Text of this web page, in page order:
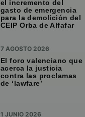
el incremento del
gasto de emergencia
para la demolición del
CEIP Orba de Alfafar
7 AGOSTO 2026
El foro valenciano que
acerca la justicia
contra las proclamas
de ‘lawfare’
1 JUNIO 2026